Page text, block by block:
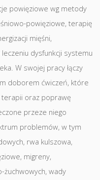
powięziowe wg metody
powięziowe, terapię
mięśni,
dysfunkcji systemu
W swojej pracy łączy
doborem ćwiczeń, które
oraz poprawę
przeze niego
problemów, w tym
rwa kulszowa,
migreny,
wady